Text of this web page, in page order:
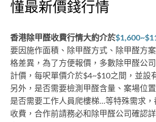
懂最新價錢行情
香港除甲醛收費行情大約介於
要因施作面積、除甲醛方式、除甲醛方
格差異，為了方便報價，多數除甲醛公
計價，每呎單價介於$4~$10之間，並設
另外，是否需要檢測甲醛含量、案場位
是否需要工作人員爬樓梯…等特殊需求
收費，合作前請務必和除甲醛公司確認